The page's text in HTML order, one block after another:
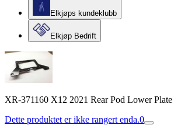
Elkjøps kundeklubb
Elkjøp Bedrift
XR-371160 X12 2021 Rear Pod Lower
Dette produktet er ikke rangert enda.0